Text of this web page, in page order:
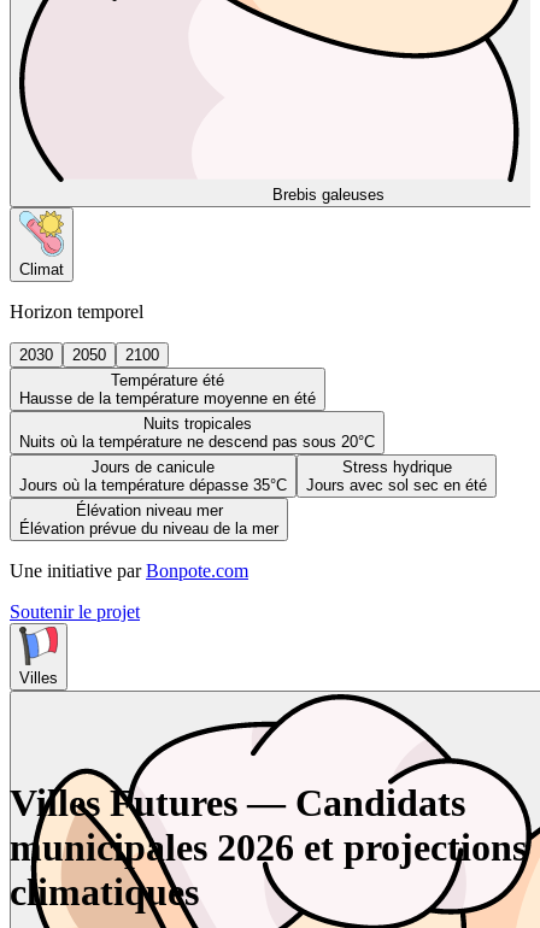
Brebis galeuses
Climat
Horizon temporel
2030 2050
2100
Température été
Hausse de la température moyenne en été
Nuits tropicales
Nuits où la température ne descend pas sous 20°C
Jours de canicule
Jours où la température dépasse 35°C
Stress hydrique
Jours avec sol sec en été
Élévation niveau mer
Élévation prévue du niveau de la mer
Une initiative par Bonpote.com
Soutenir le projet
Villes
Villes Futures — Candidats
municipales 2026 et projections
climatiques